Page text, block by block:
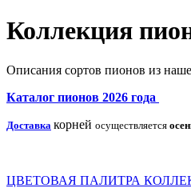
Коллекция
Описания сортов пионов из
Каталог пионов 2026 года
Доставка корней осуществляется
ЦВЕТОВАЯ ПАЛИТРА